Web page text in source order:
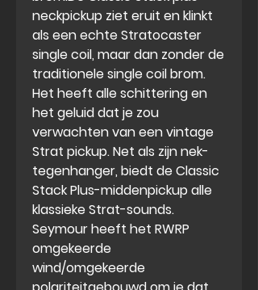
neckpickup ziet eruit en klinkt
als een echte Stratocaster
single coil, maar dan zonder de
traditionele single coil brom.
Het heeft alle schittering en
het geluid dat je zou
verwachten van een vintage
Strat pickup. Net als zijn nek-
tegenhanger, biedt de Classic
Stack Plus-middenpickup alle
klassieke Strat-sounds.
Seymour heeft het RWRP
omgekeerde
wind/omgekeerde